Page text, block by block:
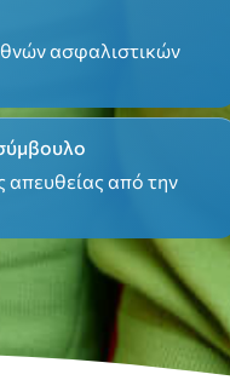
ασφαλιστικών
απευθείας από την